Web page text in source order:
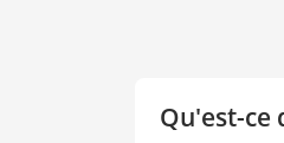
Qu'est-ce